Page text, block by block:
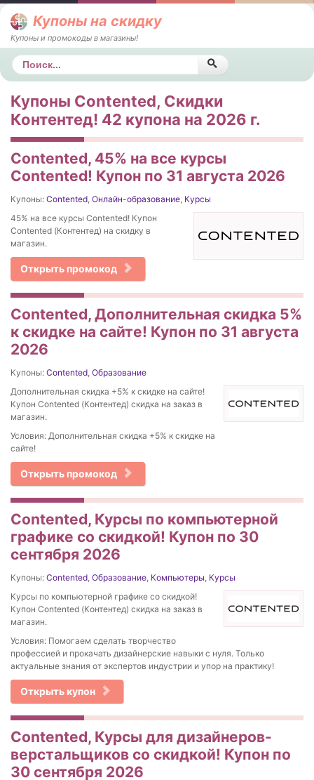
Купоны на скидку
Купоны и промокоды в магазины!
Поиск
Купоны Contented, Скидки
Контентед! 42 купона на 2026 г.
Contented, 45% на все курсы
Contented! Купон по 31 августа 2026
Купоны: Contented, Онлайн-образование, Курсы
45% на все курсы Contented! Купон
Contented (Контентед) на скидку в
магазин.
Открыть промокод
Contented, Дополнительная скидка 5%
к скидке на сайте! Купон по 31 августа
2026
Купоны: Contented, Образование
Дополнительная скидка +5% к скидке на сайте!
Купон Contented (Контентед) скидка на заказ в
магазин.
Условия: Дополнительная скидка +5% к скидке на
сайте!
Открыть промокод
Contented, Курсы по компьютерной
графике со скидкой! Купон по 30
сентября 2026
Купоны: Contented, Образование, Компьютеры, Курсы
Курсы по компьютерной графике со скидкой!
Купон Contented (Контентед) скидка на заказ в
магазин.
Условия: Помогаем сделать творчество
профессией и прокачать дизайнерские навыки с нуля. Только
актуальные знания от экспертов индустрии и упор на практику!
Открыть купон
Contented, Курсы для дизайнеров-
верстальщиков со скидкой! Купон по
30 сентября 2026